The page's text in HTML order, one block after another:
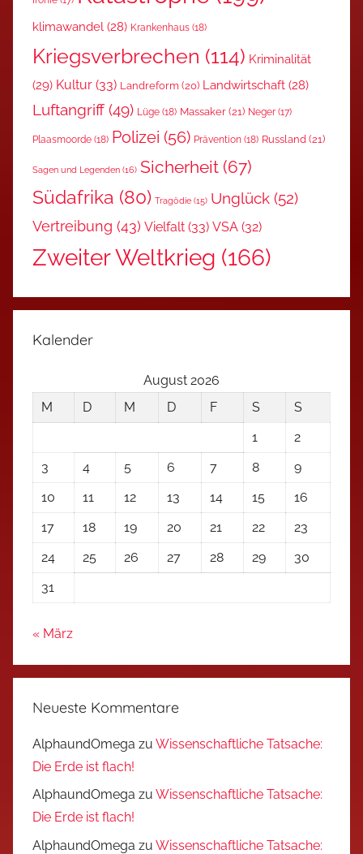
klimawandel (28) Krankenhaus (18)
Kriegsverbrechen (114) Kriminalität
(29) Kultur (33) Landreform (20) Landwirtschaft (28)
Luftangriff (49) Lüge (18) Massaker (21) Neger (17)
Plaasmoorde (18) Polizei (56) Prävention (18) Russland (21)
Sagen und Legenden (16) Sicherheit (67)
Südafrika (80) Tragödie (15) Unglück (52)
Vertreibung (43) Vielfalt (33) VSA (32)
Zweiter Weltkrieg (166)
Kalender
August 2026
M
D M D F S
S
1
2
3
4 5 6 7 8
9
10
11 12 13 14 15
16
17
18 19 20 21 22
23
24
25 26 27 28 29
30
31
« März
Neueste Kommentare
AlphaundOmega zu Wissenschaftliche Tatsache:
Die Erde ist flach!
AlphaundOmega zu Wissenschaftliche Tatsache:
Die Erde ist flach!
AlphaundOmega zu Wissenschaftliche Tatsache: